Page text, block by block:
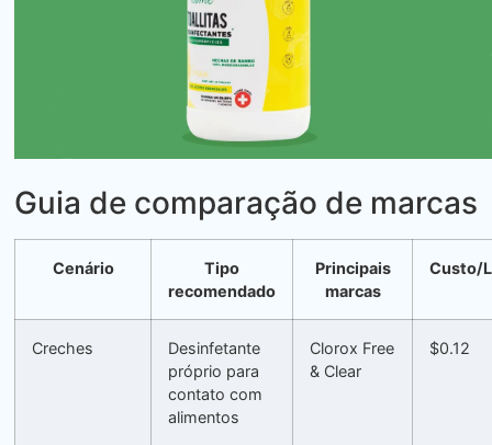
Guia de comparação de marcas
Cenário
Tipo
recomendado
Principais
marcas
Custo/
Creches
Desinfetante
próprio para
contato com
alimentos
Clorox Free
& Clear
$0.12